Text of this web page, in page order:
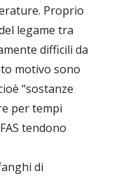
Proprio
legame tra
difficili da
motivo sono
“sostanze
per tempi
tendono
di